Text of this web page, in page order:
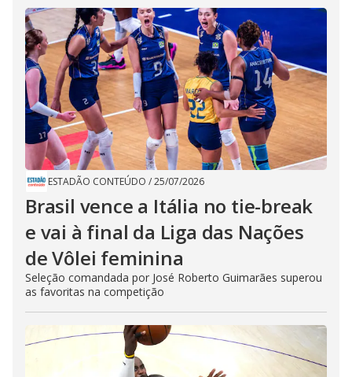
ESTADÃO CONTEÚDO /25/07/2026
Brasil vence a Itália no tie-break
e vai à final da Liga das Nações
de Vôlei feminina
Seleção comandada por José Roberto Guimarães superou
as favoritas na competição